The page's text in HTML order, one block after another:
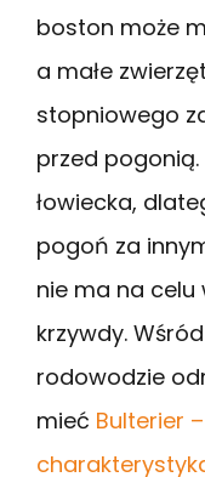
boston może
a małe
stopniowego
przed
łowiecka,
pogoń za
nie ma na celu
krzywdy.
rodowodzie
mieć Bulterier